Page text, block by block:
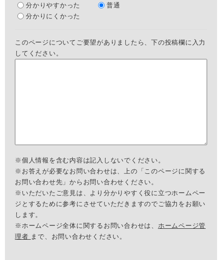
分かりやすかった
普通
分かりにくかった
このページについてご要望がありましたら、下の投稿欄に入力
してください。
※個人情報を含む内容は記入しないでください。
※お答えが必要なお問い合わせは、上の「このページに関する
お問い合わせ先」からお問い合わせください。
※いただいたご意見は、より分かりやすく役に立つホームペー
ジとするために参考にさせていただきますのでご協力をお願い
します。
※ホームページ全体に関するお問い合わせは、 ホームページ管
理者 まで、お問い合わせください。